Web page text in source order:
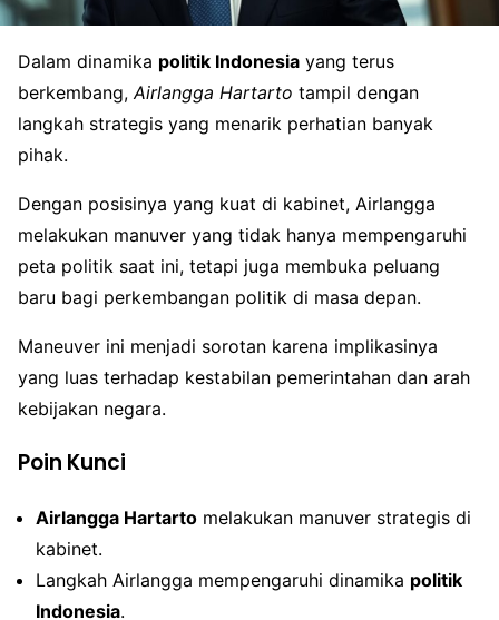
Dalam dinamika politik Indonesia yang terus
berkembang,Airlangga Hartarto tampil dengan
langkah strategis yang menarik perhatian banyak
pihak.
Dengan posisinya yang kuat di kabinet, Airlangga
melakukan manuver yang tidak hanya mempengaruhi
peta politik saat ini, tetapi juga membuka peluang
baru bagi perkembangan politik di masa depan.
Maneuver ini menjadi sorotan karena implikasinya
yang luas terhadap kestabilan pemerintahan dan arah
kebijakan negara.
Poin Kunci
Airlangga Hartarto melakukan manuver strategis di
kabinet.
Langkah Airlangga mempengaruhi dinamika politik
Indonesia.